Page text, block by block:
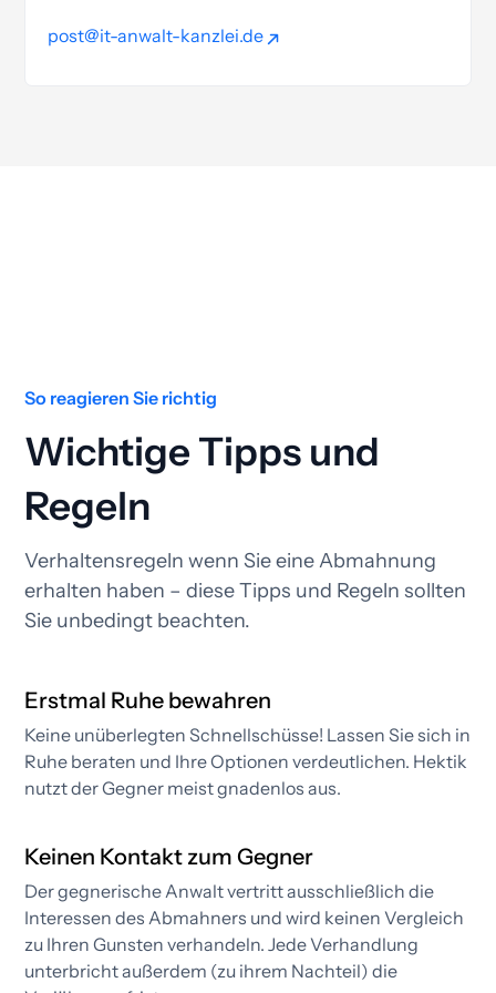
post@it-anwalt-kanzlei.de
So reagieren Sie richtig
Wichtige Tipps und
Regeln
Verhaltensregeln wenn Sie eine Abmahnung
erhalten haben – diese Tipps und Regeln sollten
Sie unbedingt beachten.
Erstmal Ruhe bewahren
Keine unüberlegten Schnellschüsse! Lassen Sie sich in
Ruhe beraten und Ihre Optionen verdeutlichen. Hektik
nutzt der Gegner meist gnadenlos aus.
Keinen Kontakt zum Gegner
Der gegnerische Anwalt vertritt ausschließlich die
Interessen des Abmahners und wird keinen Vergleich
zu Ihren Gunsten verhandeln. Jede Verhandlung
unterbricht außerdem (zu ihrem Nachteil) die